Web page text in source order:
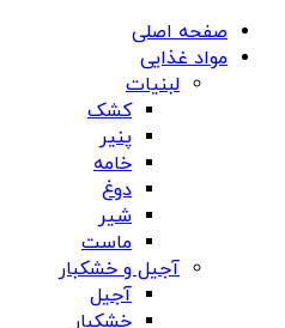
صفحه اصلی
مواد غذایی
لبنیات
کشک
پنیر
خامه
دوغ
شیر
ماست
آجیل و خشکبار
آجیل
خشکبار